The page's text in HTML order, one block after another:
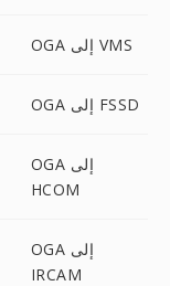
OGA إلى VMS
OGA إلى FSSD
OGA إلى
HCOM
OGA إلى
IRCAM